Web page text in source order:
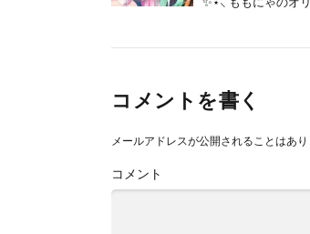
コメントを書く
メールアドレスが公開されることはあり
コメント